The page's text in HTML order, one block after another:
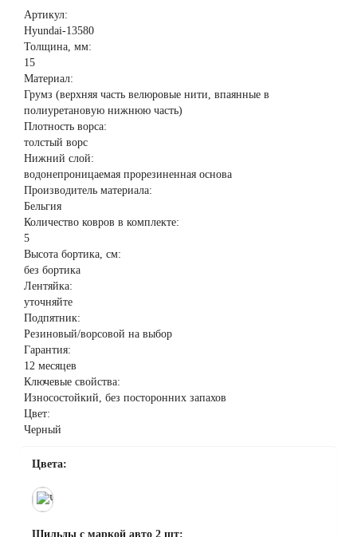
Артикул:
Hyundai-13580
Толщина, мм:
15
Материал:
Грумз (верхняя часть велюровые нити, впаянные в
полиуретановую нижнюю часть)
Плотность ворса:
толстый ворс
Нижний слой:
водонепроницаемая прорезиненная основа
Производитель материала:
Бельгия
Количество ковров в комплекте:
5
Высота бортика, см:
без бортика
Лентяйка:
уточняйте
Подпятник:
Резиновый/ворсовой на выбор
Гарантия:
12 месяцев
Ключевые свойства:
Износостойкий, без посторонних запахов
Цвет:
Черный
Цвета:
Шильды с маркой авто 2 шт: